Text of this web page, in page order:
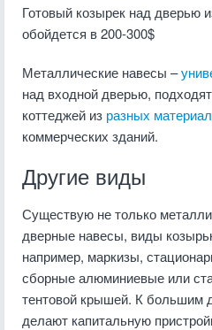
Готовый козырек над дверью
обойдется в 200-300$
Металлические навесы –
над входной дверью,
коттеджей из разных
коммерческих зданий.
Другие виды
Существую не только
дверные навесы, виды
например, маркизы,
сборные алюминиевые или
тентовой крышей. К большим
делают капитальную